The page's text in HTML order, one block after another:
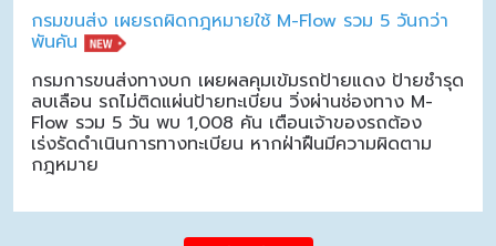
กรมขนส่ง เผยรถผิดกฎหมายใช้ M-Flow รวม 5 วันกว่า
พันคัน
กรมการขนส่งทางบก เผยผลคุมเข้มรถป้ายแดง ป้ายชำรุด
ลบเลือน รถไม่ติดแผ่นป้ายทะเบียน วิ่งผ่านช่องทาง M-
Flow รวม 5 วัน พบ 1,008 คัน เตือนเจ้าของรถต้อง
เร่งรัดดำเนินการทางทะเบียน หากฝ่าฝืนมีความผิดตาม
กฎหมาย